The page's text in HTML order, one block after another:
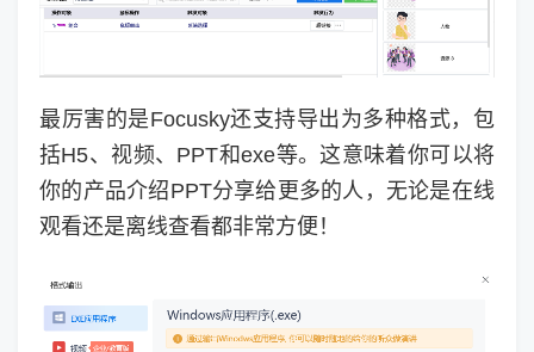
最厉害的是Focusky还支持导出为多种格式，包
括H5、视频、PPT和exe等。这意味着你可以将
你的产品介绍PPT分享给更多的人，无论是在线
观看还是离线查看都非常方便！